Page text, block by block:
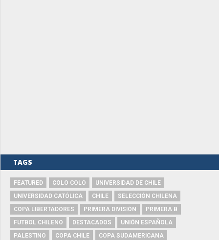
TAGS
FEATURED COLO COLO
UNIVERSIDAD DE CHILE
UNIVERSIDAD CATÓLICA
CHILE
SELECCIÓN CHILENA
COPA LIBERTADORES
PRIMERA DIVISIÓN
PRIMERA B
FUTBOL CHILENO
DESTACADOS
UNIÓN ESPAÑOLA
PALESTINO
COPA CHILE
COPA SUDAMERICANA